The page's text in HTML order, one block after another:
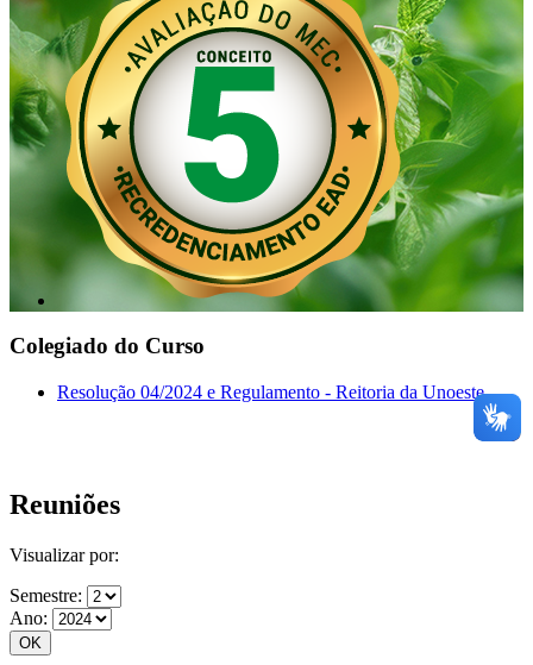
Colegiado do Curso
Resolução 04/2024 e Regulamento - Reitoria da Unoeste
Reuniões
Visualizar por:
Semestre:
Ano: